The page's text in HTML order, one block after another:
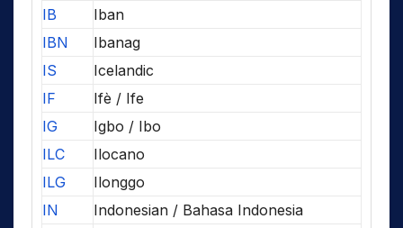
IB
Iban
IBN
Ibanag
IS
Icelandic
IF
Ifè / Ife
IG
Igbo / Ibo
ILC
Ilocano
ILG
Ilonggo
IN
Indonesian / Bahasa Indonesia